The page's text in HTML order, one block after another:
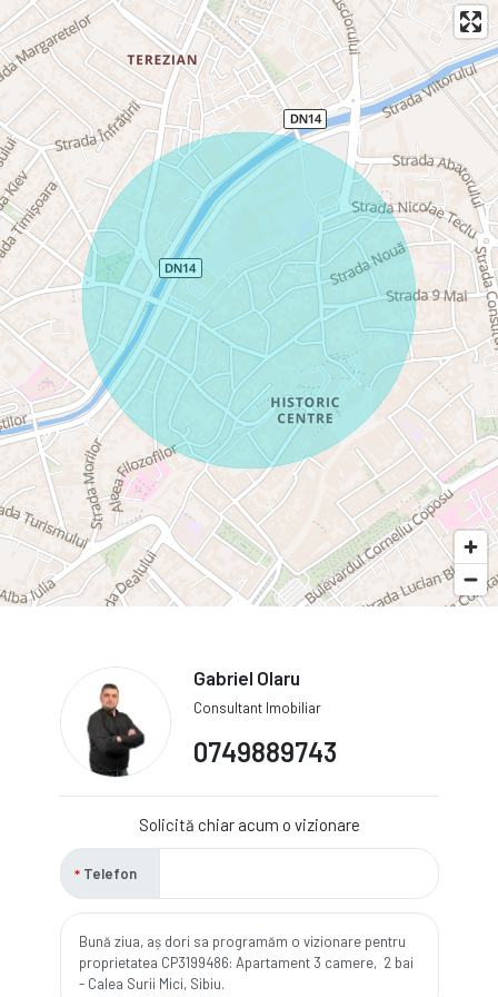
Gabriel Olaru
Consultant Imobiliar
0749889743
Solicită chiar acum o vizionare
Telefon